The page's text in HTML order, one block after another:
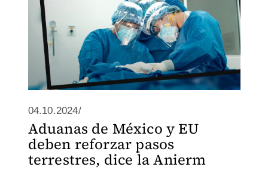
04.10.2024/
Aduanas de México y EU
deben reforzar pasos
terrestres, dice la Anierm